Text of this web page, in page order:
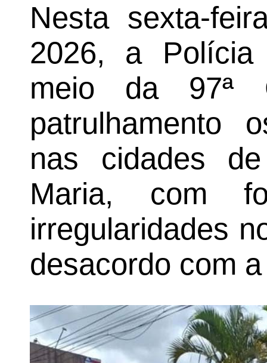
Nesta sexta-
2026, a
meio da 97ª
patrulhamento
nas cidades
Maria, com
irregularidades
desacordo com